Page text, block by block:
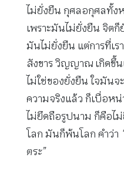
ไม่ยั่งยืน กุศลอกุศลทั้ง
เพราะมันไม่ยั่งยืน จิตก็
มันไม่ยั่งยืน แต่การที่เ
สังขาร วิญญาณ เกิดขึ้
ไม่ใช่ของยั่งยืน ใจมัน
ความจริงแล้ว ก็เบื่อห
ไม่ยึดถือรูปนาม ก็คือไ
โลก มันก็พ้นโลก คำว่า
ตระ”